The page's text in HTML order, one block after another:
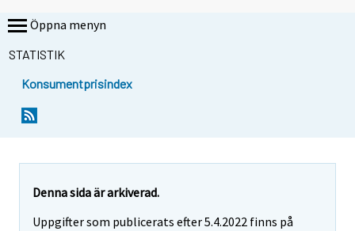
Öppna menyn
STATISTIK
Konsumentprisindex
Denna sida är arkiverad.
Uppgifter som publicerats efter 5.4.2022 finns på